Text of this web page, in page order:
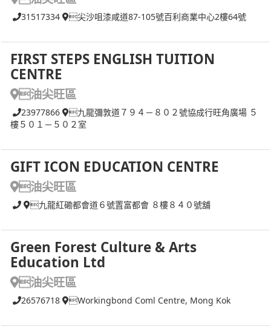
31517334 尖沙咀漆咸道87-105號百利商業中心2樓64號
FIRST STEPS ENGLISH TUITION
CENTRE
油尖旺區
23977866
九龍彌敦道７９４－８０２號協成行旺角廣場 ５
樓５０１－５０２室
GIFT ICON EDUCATION CENTRE
油尖旺區
九龍紅磡都會道６號置富都會 ８樓８４０號舖
Green Forest Culture & Arts
Education Ltd
油尖旺區
26576718 Workingbond Coml Centre, Mong Kok